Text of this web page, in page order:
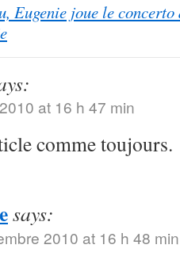
Eugenie joue le
at 16 h 47 min
comme toujours.
says:
2010 at 16 h 48 min